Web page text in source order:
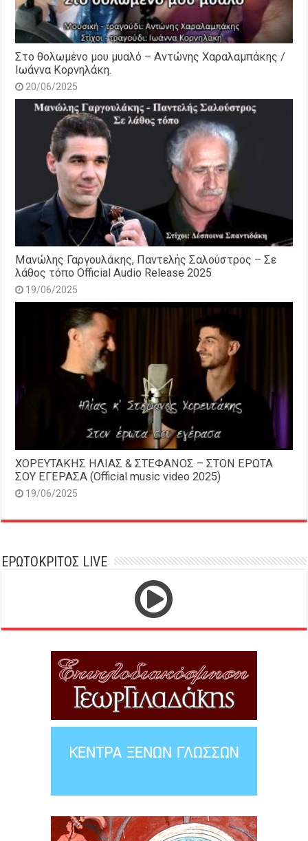
Στο θολωμένο μου μυαλό – Αντώνης Χαραλαμπάκης /
Ιωάννα Κορνηλάκη.
20/06/2025
Μανώλης Γαργουλάκης, Παντελής Σαλούστρος – Σε
λάθος τόπο Official Audio Release 2025
19/06/2025
ΧΟΡΕΥΤΑΚΗΣ ΗΛΙΑΣ & ΣΤΕΦΑΝΟΣ – ΣΤΟΝ ΕΡΩΤΑ
ΣΟΥ ΕΓΕΡΑΣΑ (Official music video 2025)
19/06/2025
ΕΡΩΤΟΚΡΙΤΟΣ LIVE